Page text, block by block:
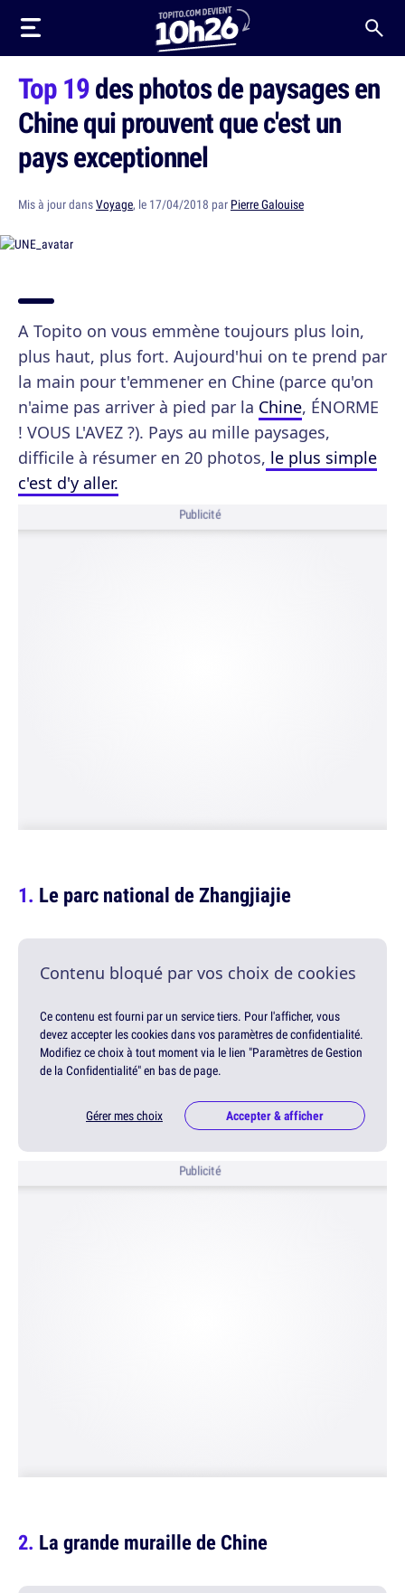
Top 19des photos de paysages en
Chine qui prouvent que c'est un
pays exceptionnel
Mis à jour dansVoyage, le 17/04/2018 par Pierre Galouise
A Topito on vous emmène toujours plus loin,
plus haut, plus fort. Aujourd'hui on te prend par
la main pour t'emmener en Chine (parce qu'on
n'aime pas arriver à pied par la Chine, ÉNORME
! VOUS L'AVEZ ?). Pays au mille paysages,
difficile à résumer en 20 photos, le plus simple
c'est d'y aller.
Publicité
Le parc national de Zhangjiajie
Contenu bloqué par vos choix de cookies
Ce contenu est fourni par un service tiers. Pour l'afficher, vous
devez accepter les cookies dans vos paramètres de confidentialité.
Modifiez ce choix à tout moment via le lien "Paramètres de Gestion
de la Confidentialité" en bas de page.
Gérer mes choix Accepter & afficher
Publicité
La grande muraille de Chine